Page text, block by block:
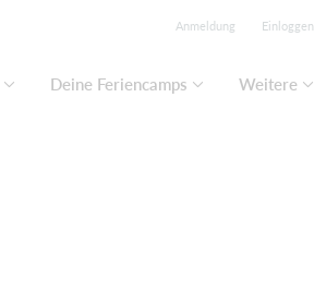
Anmeldung Einloggen
Deine Feriencamps Weitere